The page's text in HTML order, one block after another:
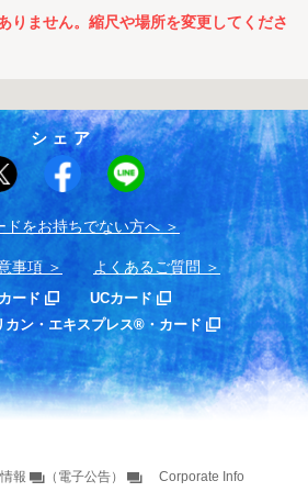
りません。縮尺や場所を変更してくださ
シェア
ドをお持ちでない⽅へ
事項 よくあるご質問
ード
UCカード
カン・エキスプレス®・カード
報 （電子公告） Corporate Info